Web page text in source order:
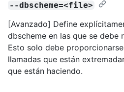
--dbscheme=<file>
[Avanzado] Define
dbscheme en las que se debe
Esto solo debe
llamadas que están
que están haciendo.